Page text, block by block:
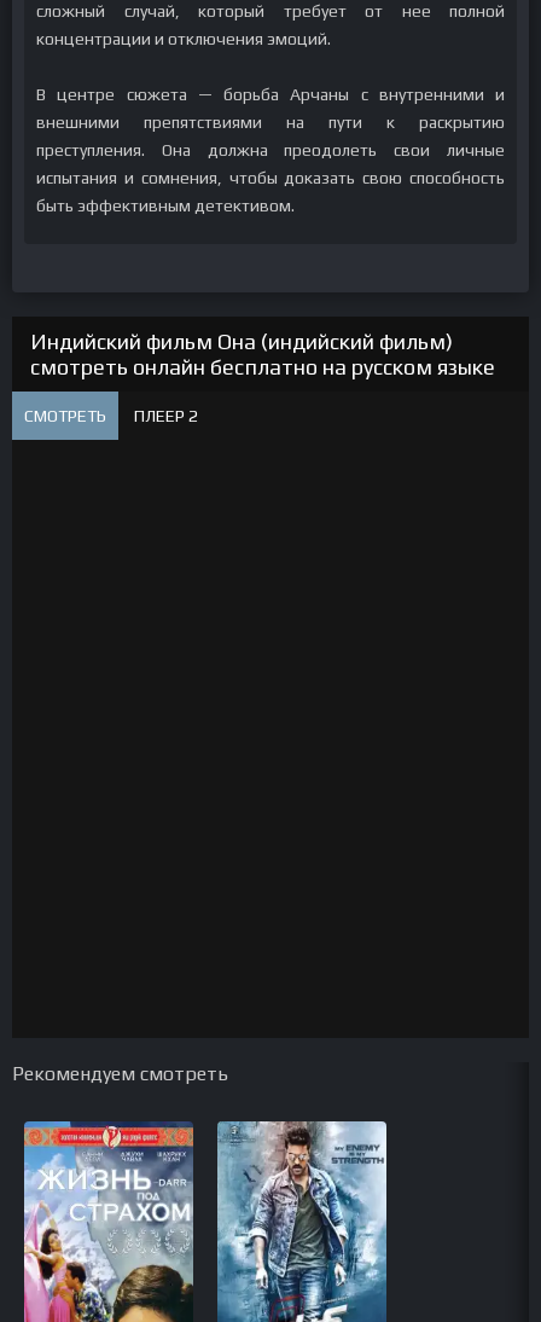
сложный случай, который требует от нее полной
концентрации и отключения эмоций.
В центре сюжета — борьба Арчаны с внутренними и
внешними препятствиями на пути к раскрытию
преступления. Она должна преодолеть свои личные
испытания и сомнения, чтобы доказать свою способность
быть эффективным детективом.
Индийский фильм Она (индийский фильм)
смотреть онлайн бесплатно на русском языке
СМОТРЕТЬ ПЛЕЕР 2
Рекомендуем смотреть